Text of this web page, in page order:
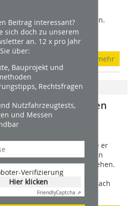
Beitrag interessant?
sich doch zu unserem
an. 12 x pro Jahr
über:
Bauprojekt und
Rechtsfragen
Nutzfahrzeugtests,
und Messen
Verifizierung
Hier klicken
FriendlyCaptcha ⇗
als Hörbücher In der
seinen festen Platz gefunden.
sind doch
da Hörbücher...
mehr
Konstruktionen
in die
geht selten nach oben, sollte er
an Decken gibt es gerade in
Bauten so manches zu sehen.
einem die sehr
Decken im jüngst nach